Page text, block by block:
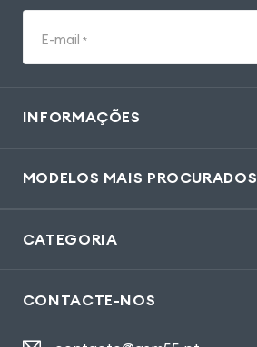
E-mail *
INFORMAÇÕES
MODELOS MAIS PROCURADOS
CATEGORIA
CONTACTE-NOS